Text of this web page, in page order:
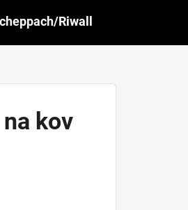
Riwall
kov